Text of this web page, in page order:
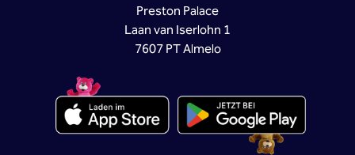
Preston Palace
Laan van Iserlohn 1
7607 PT Almelo